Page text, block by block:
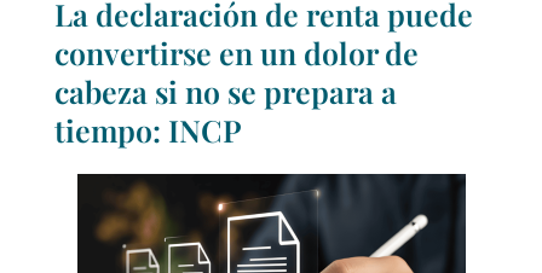
La declaración de renta puede
convertirse en un dolor de
cabeza si no se prepara a
tiempo: INCP